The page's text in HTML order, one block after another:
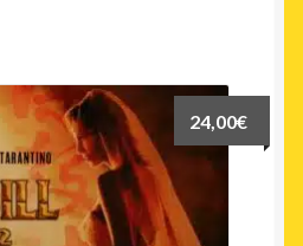
24,00€